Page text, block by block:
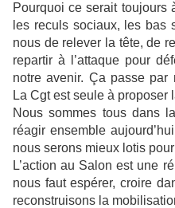
Pourquoi ce serait toujours
les reculs sociaux, les bas
nous de relever la tête, de
repartir à l’attaque pour
notre avenir. Ça passe par
La Cgt est seule à proposer
Nous sommes tous dans
réagir ensemble
nous serons mieux lotis
L’action au Salon est une
nous faut espérer, croire
reconstruisons la